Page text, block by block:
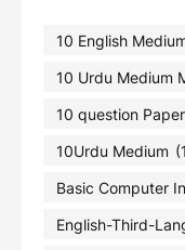
10 English
10 Urdu Medium
10 question Paper
10Urdu Medium
Basic Computer
English-Third-